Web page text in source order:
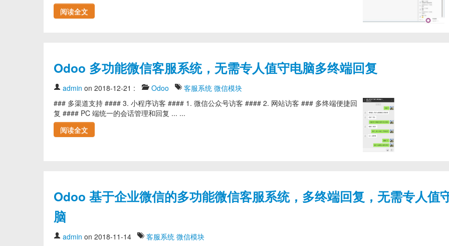
阅读全文
Odoo 多功能微信客服系统，无需专人值守电脑多终端回复
admin on 2018-12-21 : Odoo 客服系统 微信模块
### 多渠道支持 #### 3. 小程序访客 #### 1. 微信公众号访客 #### 2. 网站访客 ### 多终端便捷回
复 #### PC 端统一的会话管理和回复 ... ...
阅读全文
Odoo 基于企业微信的多功能微信客服系统，多终端回复，无需专人值
脑
admin on 2018-11-14 客服系统 微信模块